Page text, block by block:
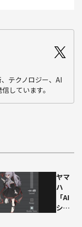
テクノロジー、AI
しています。
ヤマ
ハ
「AI
シン